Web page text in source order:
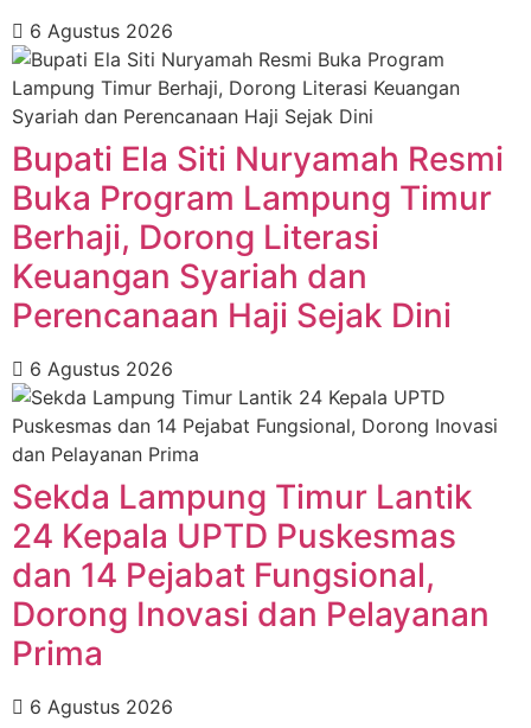
6 Agustus 2026
Bupati Ela Siti Nuryamah Resmi
Buka Program Lampung Timur
Berhaji, Dorong Literasi
Keuangan Syariah dan
Perencanaan Haji Sejak Dini
6 Agustus 2026
‎Sekda Lampung Timur Lantik
24 Kepala UPTD Puskesmas
dan 14 Pejabat Fungsional,
Dorong Inovasi dan Pelayanan
Prima ‎
6 Agustus 2026